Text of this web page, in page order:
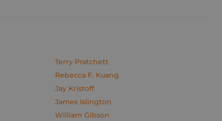
Terry Pratchett
Rebecca F. Kuang
Jay Kristoff
James Islington
William Gibson